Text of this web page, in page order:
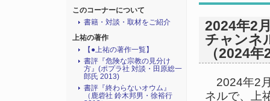
2024年2
チャンネ
（2024
2024年2
ネルで、上
このコーナーについて
書籍・対談・取材をご紹介
上祐の著作
【●上祐の著作一覧】
書評『危険な宗教の見分け
方』(ポプラ社 対談・田原総一
郎氏 2013)
書評『終わらないオウム』
（鹿砦社 鈴木邦男・徐裕行